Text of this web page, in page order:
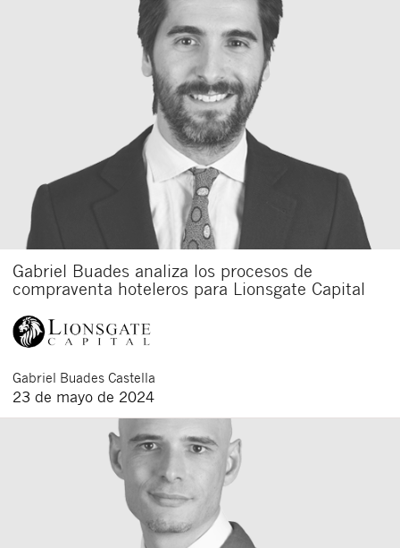
Gabriel Buades analiza los procesos de
compraventa hoteleros para Lionsgate Capital
Gabriel Buades Castella
23 de mayo de 2024